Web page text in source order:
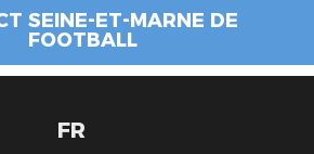
SEINE-ET-MARNE DE
FOOTBALL
FR